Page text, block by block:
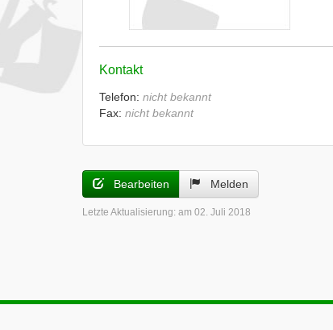
Kontakt
Telefon: nicht bekannt
Fax: nicht bekannt
Bearbeiten Melden
Letzte Aktualisierung: am 02. Juli 2018